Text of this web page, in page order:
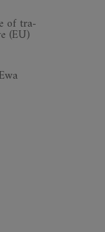
of tra­
(EU)